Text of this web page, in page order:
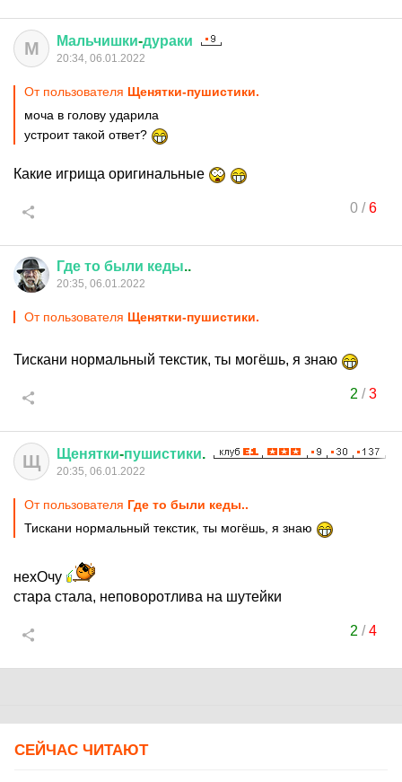
М Мальчишки-дураки
20:34, 06.01.2022
От пользователя Щенятки-пушистики.
моча в голову ударила
устроит такой ответ?
Какие игрища оригинальные
0/6
Где то были кеды..
20:35, 06.01.2022
От пользователя Щенятки-пушистики.
Тискани нормальный текстик, ты могёшь, я знаю
2 /3
Щ Щенятки-пушистики.
20:35, 06.01.2022
От пользователя Где то были кеды..
Тискани нормальный текстик, ты могёшь, я знаю
нехОчу
стара стала, неповоротлива на шутейки
2 /4
СЕЙЧАС ЧИТАЮТ